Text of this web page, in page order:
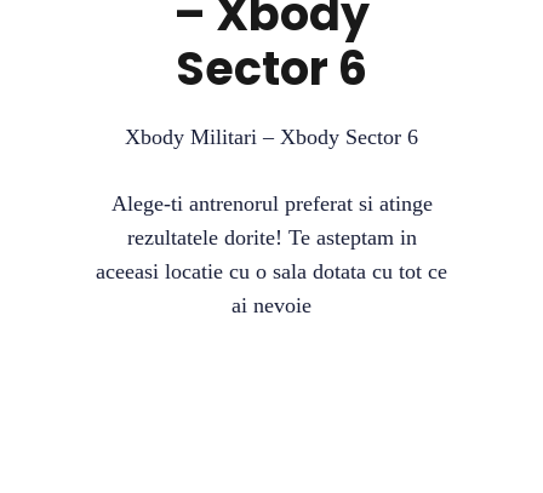
– Xbody
Sector 6
Xbody Militari – Xbody Sector 6
Alege-ti antrenorul preferat si atinge
rezultatele dorite! Te asteptam in
aceeasi locatie cu o sala dotata cu tot ce
ai nevoie